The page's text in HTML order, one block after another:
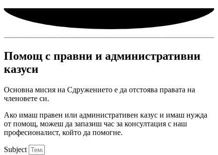
Помощ с правни и административни
казуси
Основна мисия на Сдружението е да отстоява правата на
членовете си.
Ако имаш правен или административен казус и имаш нужда
от помощ, можеш да запазиш час за консултация с наш
професионалист, който да помогне.
Subject